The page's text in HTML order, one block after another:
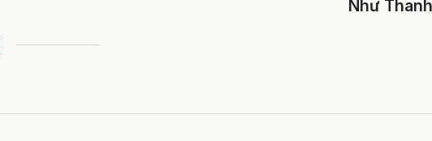
Như Thanh